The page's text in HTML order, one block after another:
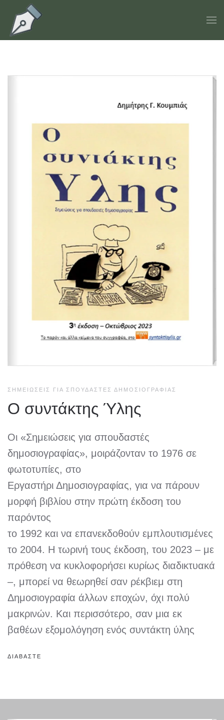
Skip to main content
ΣΗΜΕΙΏΣΕΙΣ ΓΙΑ ΣΠΟΥΔΑΣΤΈΣ ΔΗΜΟΣΙΟΓΡΑΦΊΑΣ
Ο συντάκτης Ύλης
Οι «Σημειώσεις για σπουδαστές
δημοσιογραφίας», μοιράζονταν το 1976 σε
φωτοτυπίες, στο
Εργαστήρι Δημοσιογραφίας, για να πάρουν
μορφή βιβλίου στην πρώτη έκδοση του
παρόντος
το 1992 και να επανεκδοθούν εμπλουτισμένες
το 2004. Η τωρινή τους έκδοση, του 2023 – με
πρόθεση να κυκλοφορήσει κυρίως διαδικτυακά
–, μπορεί να θεωρηθεί σαν ρέκβιεμ στη
Δημοσιογραφία άλλων εποχών, όχι πολύ
μακρινών. Και περισσότερο, σαν μια εκ
βαθέων εξομολόγηση ενός συντάκτη ύλης
ΔΙΑΒΑΣΤΕ